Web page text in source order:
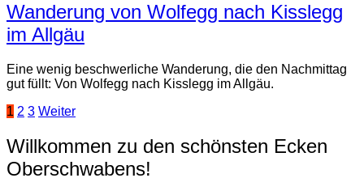
Wanderung von Wolfegg nach Kisslegg
im Allgäu
Eine wenig beschwerliche Wanderung, die den Nachmittag
gut füllt: Von Wolfegg nach Kisslegg im Allgäu.
Seitennummerierung
der
Beiträge
1 2 3 Weiter
Willkommen zu den schönsten Ecken
Oberschwabens!